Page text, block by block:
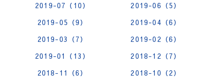
2019-07（10）
2019-06（5）
2019-05（9）
2019-04（6）
2019-03（7）
2019-02（6）
2019-01（13）
2018-12（7）
2018-11（6）
2018-10（2）